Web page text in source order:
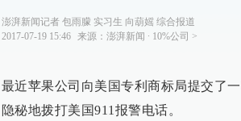
澎湃新闻记者 包雨朦 实习生 向葫媱 综合报道
2017-07-19 15:46
来源： 澎湃新闻 ∙ 10%公司 >
最近苹果公司向美国专利商标局提交了
隐秘地拨打美国911报警电话。